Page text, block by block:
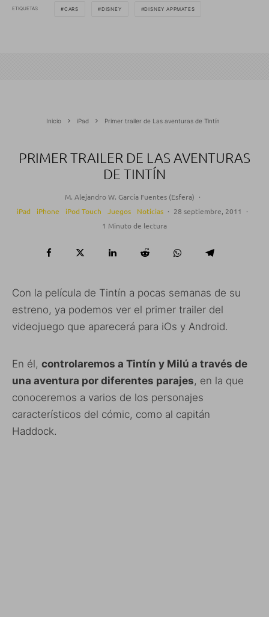
ETIQUETAS CARS DISNEY DISNEY APPMATES
Inicio iPad Primer trailer de Las aventuras de Tintín
PRIMER TRAILER DE LAS AVENTURAS
DE TINTÍN
M. Alejandro W. García Fuentes (Esfera) ·
iPad
iPhone iPod Touch Juegos Noticias · 28 septiembre, 2011
·
1 Minuto de lectura
Con la película de Tintín a pocas semanas de su
estreno, ya podemos ver el primer trailer del
videojuego que aparecerá para iOs y Android.
En él, controlaremos a Tintín y Milú a través de
una aventura por diferentes parajes, en la que
conoceremos a varios de los personajes
característicos del cómic, como al capitán
Haddock.